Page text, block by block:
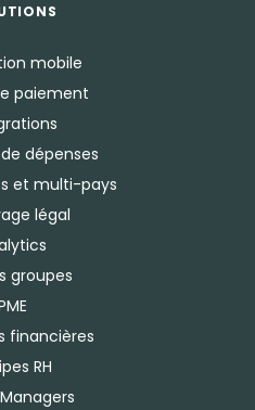
mobile
paiement
dépenses
et multi-pays
légal
groupes
financières
RH